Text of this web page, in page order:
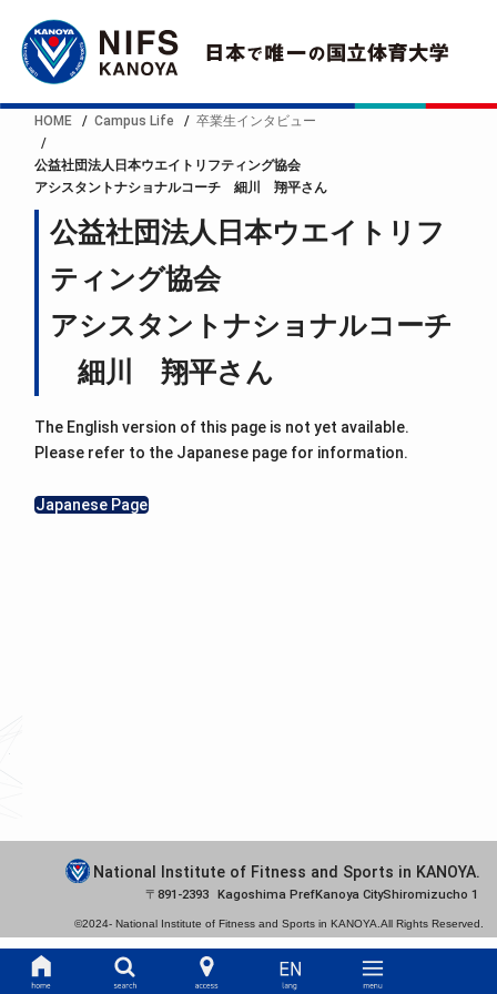
HOME Campus Life 卒業生インタビュー
公益社団法人日本ウエイトリフティング協会
アシスタントナショナルコーチ 細川 翔平さん
公益社団法人日本ウエイトリフ
ティング協会
アシスタントナショナルコーチ
細川 翔平さん
The English version of this page is not yet available.
Please refer to the Japanese page for information.
Japanese Page
National Institute of Fitness and Sports in KANOYA.
891-2393 Kagoshima PrefKanoya CityShiromizucho 1
©2024- National Institute of Fitness and Sports in KANOYA.All Rights Reserved.